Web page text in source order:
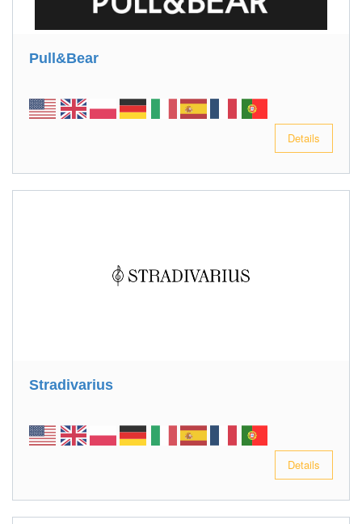
Pull&Bear
Details
Stradivarius
Details